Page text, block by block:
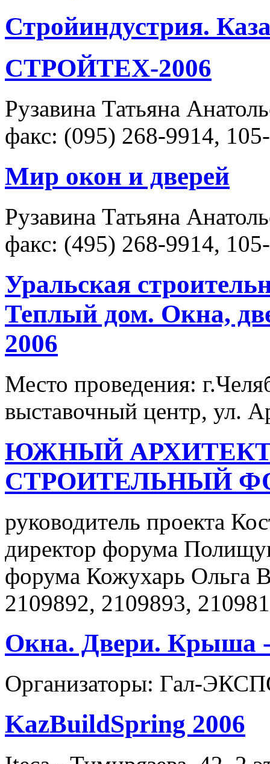
Стройиндустрия.
СТРОЙТЕХ-2006
Рузавина Татьяна
факс: (095) 268-9914,
Мир окон и дверей
Рузавина Татьяна
факс: (495) 268-9914,
Уральская
Теплый дом. Окна,
2006
Место проведения:
выставочный центр, ул.
ЮЖНЫЙ
СТРОИТЕЛЬНЫЙ
руководитель проекта
директор форума
форума Кожухарь Ольга
2109892, 2109893,
Окна. Двери. Крыша -
Организаторы: Гал-
KazBuildSpring 2006